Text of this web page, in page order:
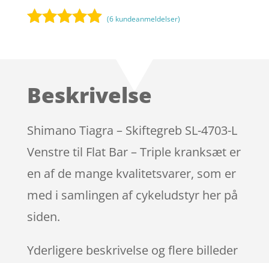
kundebedø
(6 kundeanmeldelser)
Beskrivelse
Shimano Tiagra – Skiftegreb SL-4703-L
Venstre til Flat Bar – Triple kranksæt er
en af de mange kvalitetsvarer, som er
med i samlingen af cykeludstyr her på
siden.
Yderligere beskrivelse og flere billeder